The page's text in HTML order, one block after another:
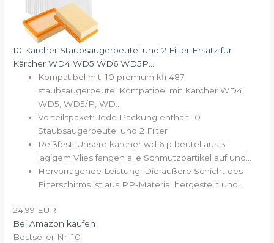
10 Kärcher Staubsaugerbeutel und 2 Filter Ersatz für
Kärcher WD4 WD5 WD6 WD5P...
Kompatibel mit: 10 premium kfi 487
staubsaugerbeutel Kompatibel mit Karcher WD4,
WD5, WD5/P, WD...
Vorteilspaket: Jede Packung enthält 10
Staubsaugerbeutel und 2 Filter
Reißfest: Unsere kärcher wd 6 p beutel aus 3-
lagigem Vlies fangen alle Schmutzpartikel auf und...
Hervorragende Leistung: Die äußere Schicht des
Filterschirms ist aus PP-Material hergestellt und...
24,99 EUR
Bei Amazon kaufen
Bestseller Nr. 10